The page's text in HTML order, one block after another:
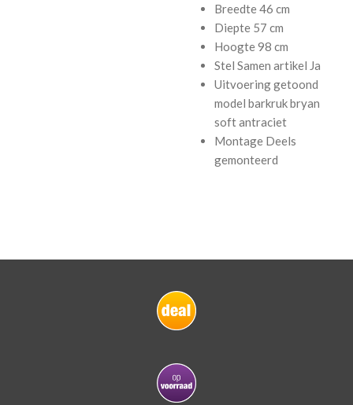
Breedte46 cm
Diepte 57 cm
Hoogte98 cm
Stel Samen artikel Ja
Uitvoering getoond
model barkruk bryan
soft antraciet
Montage Deels
gemonteerd